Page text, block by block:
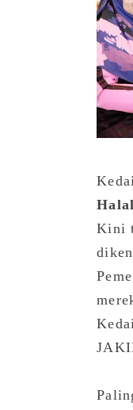
Kini